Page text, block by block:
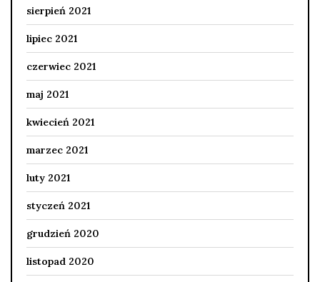
sierpień 2021
lipiec 2021
czerwiec 2021
maj 2021
kwiecień 2021
marzec 2021
luty 2021
styczeń 2021
grudzień 2020
listopad 2020